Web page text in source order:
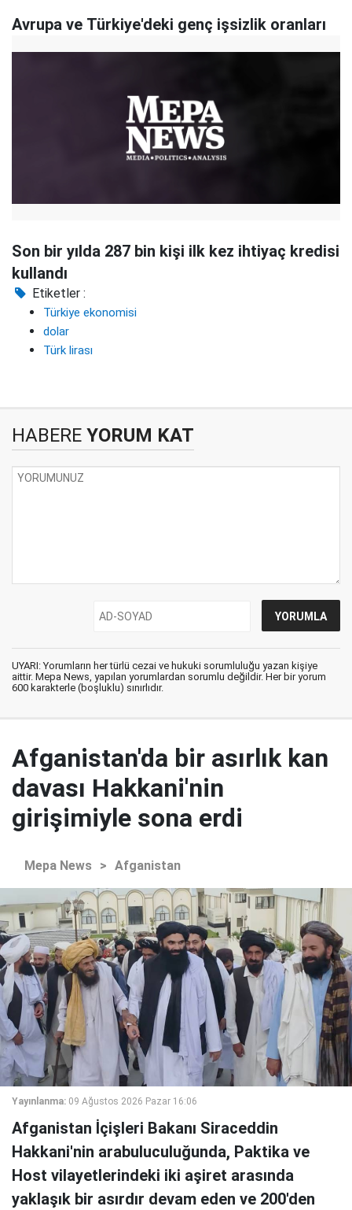
Avrupa ve Türkiye'deki genç işsizlik oranları
Son bir yılda 287 bin kişi ilk kez ihtiyaç kredisi
kullandı
Etiketler :
Türkiye ekonomisi
dolar
Türk lirası
HABERE YORUM KAT
UYARI: Yorumların her türlü cezai ve hukuki sorumluluğu yazan kişiye
aittir. Mepa News, yapılan yorumlardan sorumlu değildir. Her bir yorum
600 karakterle (boşluklu) sınırlıdır.
Afganistan'da bir asırlık kan
davası Hakkani'nin
girişimiyle sona erdi
Mepa News > Afganistan
Yayınlanma: 09 Ağustos 2026 Pazar 16:06
Afganistan İçişleri Bakanı Siraceddin
Hakkani'nin arabuluculuğunda, Paktika ve
Host vilayetlerindeki iki aşiret arasında
yaklaşık bir asırdır devam eden ve 200'den